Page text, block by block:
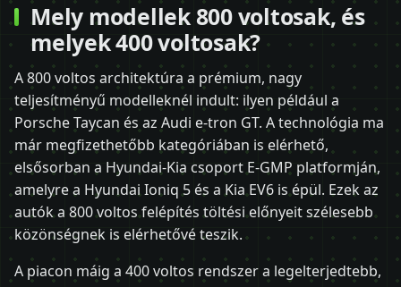
Mely modellek 800 voltosak, és
melyek 400 voltosak?
A 800 voltos architektúra a prémium, nagy
teljesítményű modelleknél indult: ilyen például a
Porsche Taycan és az Audi e-tron GT. A technológia ma
már megfizethetőbb kategóriában is elérhető,
elsősorban a Hyundai-Kia csoport E-GMP platformján,
amelyre a Hyundai Ioniq 5 és a Kia EV6 is épül. Ezek az
autók a 800 voltos felépítés töltési előnyeit szélesebb
közönségnek is elérhetővé teszik.
A piacon máig a 400 voltos rendszer a legelterjedtebb,